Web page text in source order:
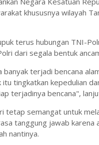
khususnya wilayah
terus hubungan TNI-
dari segala bentuk
terjadi bencana
tingkatkan kepedulian
terjadinya bencana",
tetap semangat untuk
tanggung jawab karena
nantinya.